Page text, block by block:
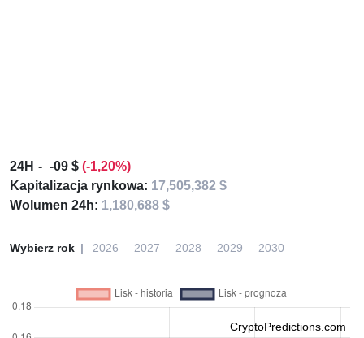
24H -09 $ (-1,20%)
Kapitalizacja rynkowa: 17,505,382 $
Wolumen 24h: 1,180,688 $
Wybierz rok 2026 2027 2028 2029 2030
CryptoPredictions.com